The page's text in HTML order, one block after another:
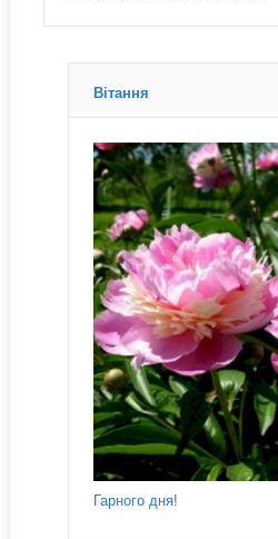
Вітання
Гарного дня!